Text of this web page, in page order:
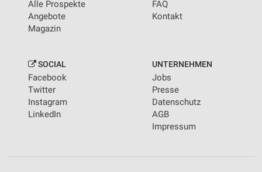
Alle Prospekte
Angebote
Magazin
FAQ
Kontakt
SOCIAL
Facebook
Twitter
Instagram
LinkedIn
UNTERNEHMEN
Jobs
Presse
Datenschutz
AGB
Impressum